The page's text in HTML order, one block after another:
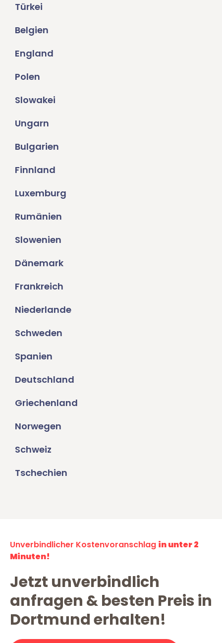
Türkei
Belgien
England
Polen
Slowakei
Ungarn
Bulgarien
Finnland
Luxemburg
Rumänien
Slowenien
Dänemark
Frankreich
Niederlande
Schweden
Spanien
Deutschland
Griechenland
Norwegen
Schweiz
Tschechien
Unverbindlicher Kostenvoranschlag in unter 2
Minuten!
Jetzt unverbindlich
anfragen & besten Preis in
Dortmund erhalten!